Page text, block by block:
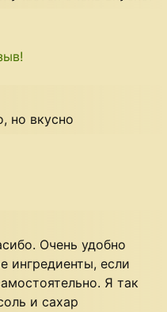
но вкусно
Очень удобно
ингредиенты, если
Я так
и сахар